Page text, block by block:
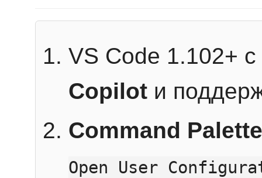
VS Code 1.102+
Copilot и
Command Palette
Open User